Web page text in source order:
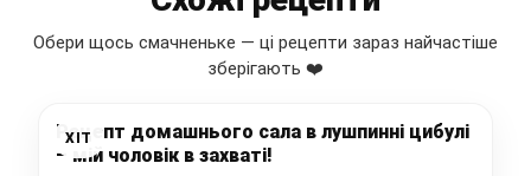
Обери щось смачненьке — ці рецепти зараз найчастіше
зберігають ❤️
ХІТ
Рецепт домашнього сала в лушпинні цибулі
– мій чоловік в захваті!